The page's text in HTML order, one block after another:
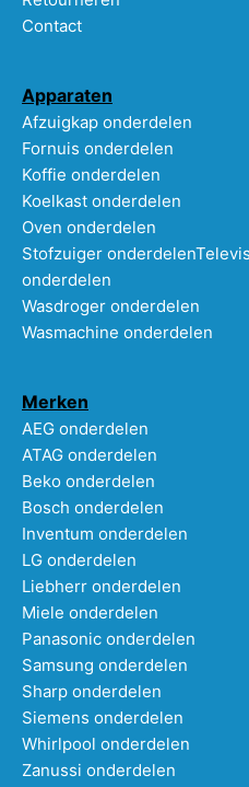
Contact
Apparaten
Afzuigkap onderdelen
Fornuis onderdelen
Koffie onderdelen
Koelkast onderdelen
Oven onderdelen
Stofzuiger onderdelen
onderdelen
Wasdroger onderdelen
Wasmachine onderdelen
Merken
AEG onderdelen
ATAG onderdelen
Beko onderdelen
Bosch onderdelen
Inventum onderdelen
LG onderdelen
Liebherr onderdelen
Miele onderdelen
Panasonic onderdelen
Samsung onderdelen
Sharp onderdelen
Siemens onderdelen
Whirlpool onderdelen
Zanussi onderdelen